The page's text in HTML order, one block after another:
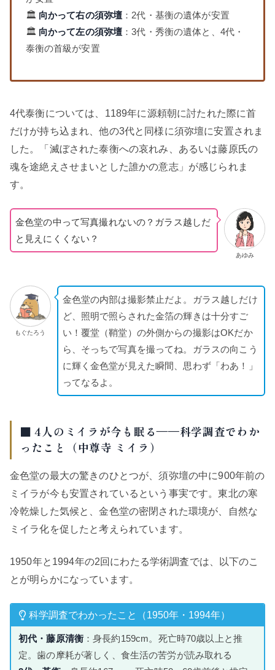
🏛️ 向かって右の須弥壇 ：2代・基衡の遺体が安置
🏛️ 向かって左の須弥壇 ：3代・秀衡の遺体と、4代・
泰衡の首級が安置
4代泰衡については、1189年に源頼朝に討たれた際に首
だけが持ち込まれ、他の3代と同様に須弥壇に安置されま
した。「滅ぼされた泰衡への哀れみ、あるいは藤原氏の
魂を途絶えさせまいとした誰かの意志」が感じられま
す。
あゆみ
金色堂の中って写真撮れないの？ガラス越しだ
と見えにくくない？
もぐたろう
金色堂の内部は撮影禁止だよ。ガラス越しだけ
ど、照明で照らされた金箔の輝きは十分すご
い！覆堂（鞘堂）の外側からの撮影はOKだか
ら、そっちで写真を撮ってね。ガラスの向こう
に輝く金色堂が見えた瞬間、思わず「わあ！」
ってなるよ。
■ 4人のミイラが今も眠る——科学調査でわか
ったこと（中尊寺 ミイラ）
金色堂の最大の驚きのひとつが、須弥壇の中に900年前の
ミイラが今も安置されているという事実です。東北の寒
冷乾燥した気候と、金色堂の密閉された環境が、自然な
ミイラ化を促したと考えられています。
1950年と1994年の2回にわたる学術調査では、以下のこ
とが明らかになっています。
科学調査でわかったこと（1950年・1994年）
初代・藤原清衡 ：身長約159cm。死亡時70歳以上と推
定。歯の摩耗が著しく、食生活の苦労が読み取れる